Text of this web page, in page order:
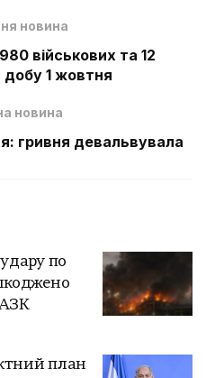
новина
військових та 12
1 жовтня
новина
гривня девальвувала
по
план